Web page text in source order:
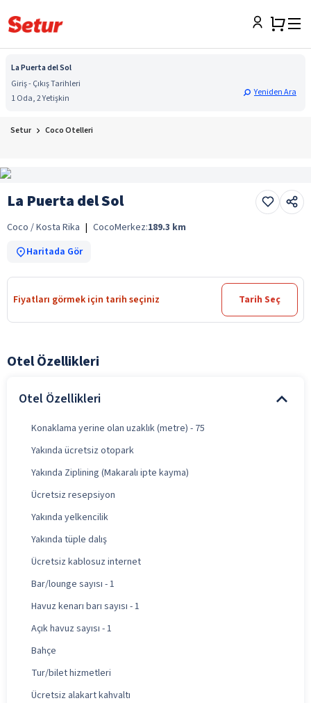
La Puerta del Sol
Giriş - Çıkış Tarihleri
1 Oda, 2 Yetişkin
Yeniden Ara
Setur Coco Otelleri
La Puerta del Sol
Coco / Kosta Rika | CocoMerkez:189.3 km
Haritada Gör
Fiyatları görmek için tarih seçiniz Tarih Seç
Otel Özellikleri
Otel Özellikleri
Konaklama yerine olan uzaklık (metre) - 75
Yakında ücretsiz otopark
Yakında Ziplining (Makaralı ipte kayma)
Ücretsiz resepsiyon
Yakında yelkencilik
Yakında tüple dalış
Ücretsiz kablosuz internet
Bar/lounge sayısı - 1
Havuz kenarı barı sayısı - 1
Açık havuz sayısı - 1
Bahçe
Tur/bilet hizmetleri
Ücretsiz alakart kahvaltı